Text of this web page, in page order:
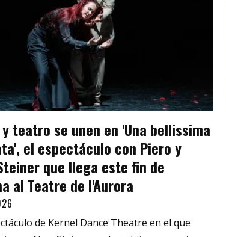
y teatro se unen en 'Una bellissima
el espectáculo con Piero y
que llega este fin de
al Teatre de l'Aurora
de Kernel Dance Theatre en el que